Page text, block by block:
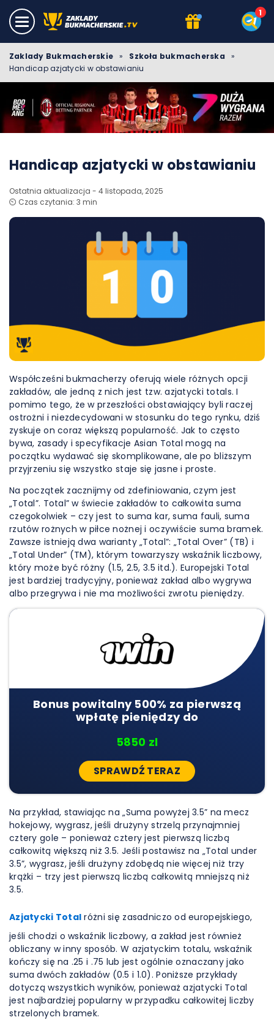
Zaklady Bukmacherskie » Szkoła bukmacherska
»
Handicap azjatycki w obstawianiu
Handicap azjatycki w obstawianiu
Ostatnia aktualizacja - 4 listopada, 2025
⏲️ Czas czytania: 3 min
Współcześni bukmacherzy oferują wiele różnych opcji
zakładów, ale jedną z nich jest tzw. azjatycki totals. I
pomimo tego, że w przeszłości obstawiający byli raczej
ostrożni i niezdecydowani w stosunku do tego rynku, dziś
zyskuje on coraz większą popularność. Jak to często
bywa, zasady i specyfikacje Asian Total mogą na
początku wydawać się skomplikowane, ale po bliższym
przyjrzeniu się wszystko staje się jasne i proste.
Na początek zacznijmy od zdefiniowania, czym jest
„Total”. Total” w świecie zakładów to całkowita suma
czegokolwiek – czy jest to suma kar, suma fauli, suma
rzutów rożnych w piłce nożnej i oczywiście suma bramek.
Zawsze istnieją dwa warianty „Total”: „Total Over” (TB) i
„Total Under” (TM), którym towarzyszy wskaźnik liczbowy,
który może być różny (1.5, 2.5, 3.5 itd.). Europejski Total
jest bardziej tradycyjny, ponieważ zakład albo wygrywa
albo przegrywa i nie ma możliwości zwrotu pieniędzy.
Bonus powitalny 500% za pierwszą
wpłatę pieniędzy do
5850 zl
SPRAWDŹ TERAZ
Na przykład, stawiając na „Suma powyżej 3.5” na mecz
hokejowy, wygrasz, jeśli drużyny strzelą przynajmniej
cztery gole – ponieważ cztery jest pierwszą liczbą
całkowitą większą niż 3.5. Jeśli postawisz na „Total under
3.5”, wygrasz, jeśli drużyny zdobędą nie więcej niż trzy
krążki – trzy jest pierwszą liczbą całkowitą mniejszą niż
3.5.
Azjatycki Total różni się zasadniczo od europejskiego,
jeśli chodzi o wskaźnik liczbowy, a zakład jest również
obliczany w inny sposób. W azjatyckim totalu, wskaźnik
kończy się na .25 i .75 lub jest ogólnie oznaczany jako
suma dwóch zakładów (0.5 i 1.0). Poniższe przykłady
dotyczą wszystkich wyników, ponieważ azjatycki Total
jest najbardziej popularny w przypadku całkowitej liczby
strzelonych bramek.